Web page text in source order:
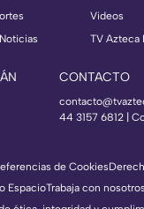
Videos
TV Azteca
CONTACTO
44 3157 6812 |
de Cookies
EspacioTrabaja con nosotros